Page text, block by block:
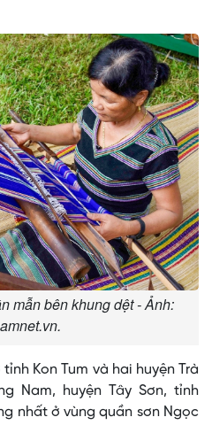
mẫn bên khung dệt - Ảnh:
Kon Tum và hai huyện Trà
Nam, huyện Tây Sơn, tỉnh
nhất ở vùng quần sơn Ngọc